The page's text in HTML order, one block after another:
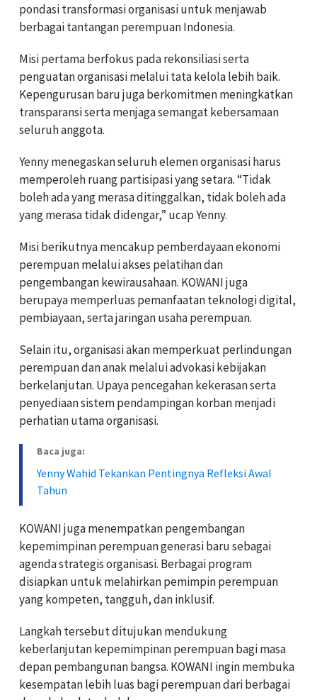
pondasi transformasi organisasi untuk menjawab
berbagai tantangan perempuan Indonesia.
Misi pertama berfokus pada rekonsiliasi serta
penguatan organisasi melalui tata kelola lebih baik.
Kepengurusan baru juga berkomitmen meningkatkan
transparansi serta menjaga semangat kebersamaan
seluruh anggota.
Yenny menegaskan seluruh elemen organisasi harus
memperoleh ruang partisipasi yang setara. “Tidak
boleh ada yang merasa ditinggalkan, tidak boleh ada
yang merasa tidak didengar,” ucap Yenny.
Misi berikutnya mencakup pemberdayaan ekonomi
perempuan melalui akses pelatihan dan
pengembangan kewirausahaan. KOWANI juga
berupaya memperluas pemanfaatan teknologi digital,
pembiayaan, serta jaringan usaha perempuan.
Selain itu, organisasi akan memperkuat perlindungan
perempuan dan anak melalui advokasi kebijakan
berkelanjutan. Upaya pencegahan kekerasan serta
penyediaan sistem pendampingan korban menjadi
perhatian utama organisasi.
Baca juga:
Yenny Wahid Tekankan Pentingnya Refleksi Awal
Tahun
KOWANI juga menempatkan pengembangan
kepemimpinan perempuan generasi baru sebagai
agenda strategis organisasi. Berbagai program
disiapkan untuk melahirkan pemimpin perempuan
yang kompeten, tangguh, dan inklusif.
Langkah tersebut ditujukan mendukung
keberlanjutan kepemimpinan perempuan bagi masa
depan pembangunan bangsa. KOWANI ingin membuka
kesempatan lebih luas bagi perempuan dari berbagai